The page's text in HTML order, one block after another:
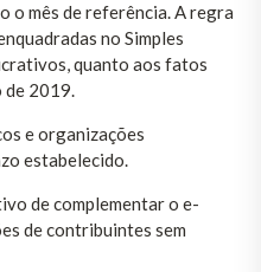
o mês de referência. A regra
no Simples
quanto aos fatos
de 2019.
e organizações
estabelecido.
de complementar o e-
de contribuintes sem